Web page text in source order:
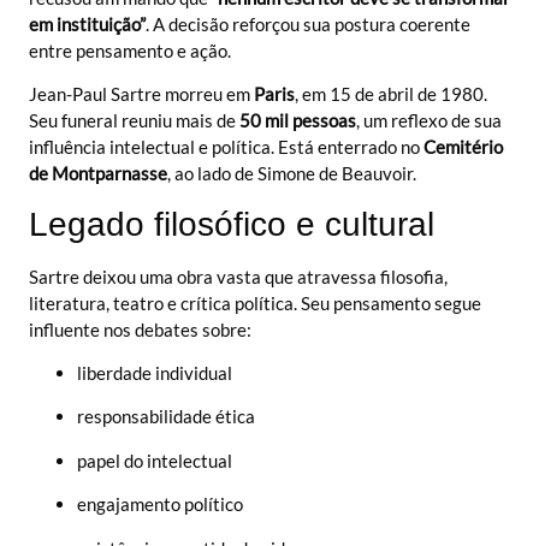
em instituição”. A decisão reforçou sua postura coerente
entre pensamento e ação.
Jean-Paul Sartre morreu em Paris, em 15 de abril de 1980.
Seu funeral reuniu mais de50 mil pessoas, um reflexo de sua
influência intelectual e política. Está enterrado noCemitério
de Montparnasse, ao lado de Simone de Beauvoir.
Legado filosófico e cultural
Sartre deixou uma obra vasta que atravessa filosofia,
literatura, teatro e crítica política. Seu pensamento segue
influente nos debates sobre:
liberdade individual
responsabilidade ética
papel do intelectual
engajamento político